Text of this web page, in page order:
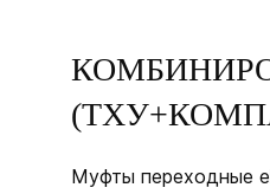
Муфты переходные